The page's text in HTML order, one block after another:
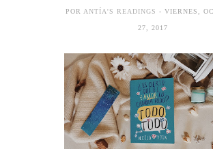
POR ANTÍA'S READINGS - VIERNES,
27, 2017